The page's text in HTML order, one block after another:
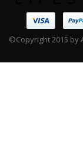
©Copyright 2015 by